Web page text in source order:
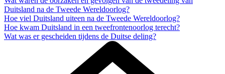
Duitsland na de Tweede Wereldoorlog?
Hoe viel Duitsland uiteen na de Tweede Wereldoorlog?
Hoe kwam Duitsland in een tweefrontenoorlog terecht?
Wat was er gescheiden tijdens de Duitse deling?